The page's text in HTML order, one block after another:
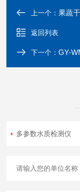
上一个：果蔬
返回列表
下一个：GY-